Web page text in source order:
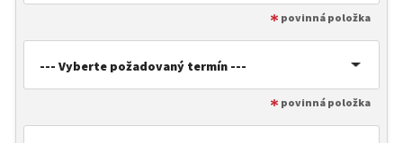
--- Vyberte požadovaný termín ---